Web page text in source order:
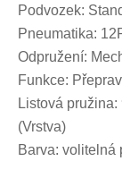
Podvozek:
Pneumatika:
Odpružení:
Funkce:
Listová
(Vrstva)
Barva: volitelná